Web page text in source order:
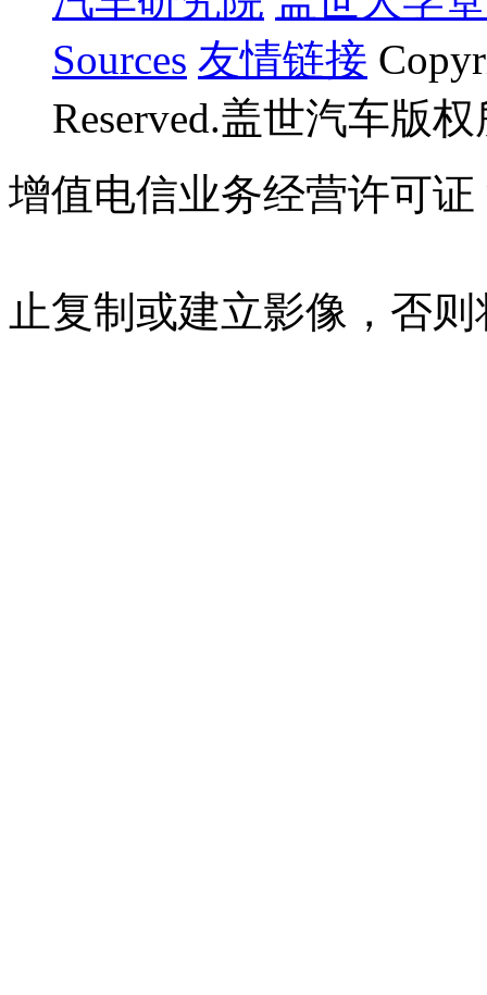
Sources 友情链接
Reserved.盖世汽车版
增值电信业务经营许可证
止复制或建立影像，否